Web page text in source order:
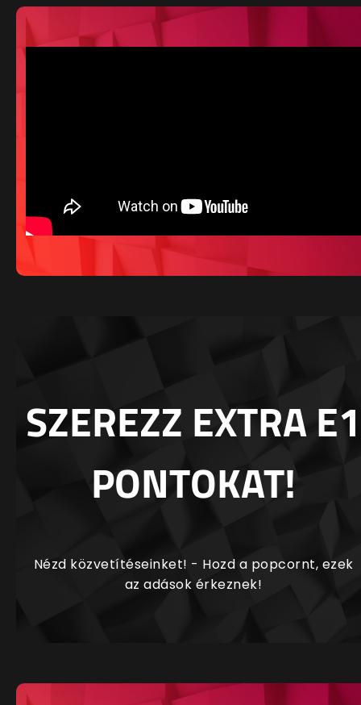
SZEREZZ EXTRA E1
PONTOKAT!
Nézd közvetítéseinket! - Hozd a popcornt, ezek
az adások érkeznek!